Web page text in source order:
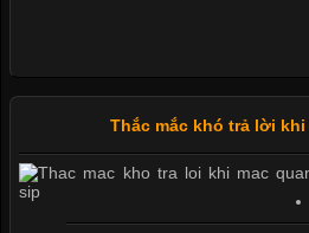
Thắc mắc khó trả lời